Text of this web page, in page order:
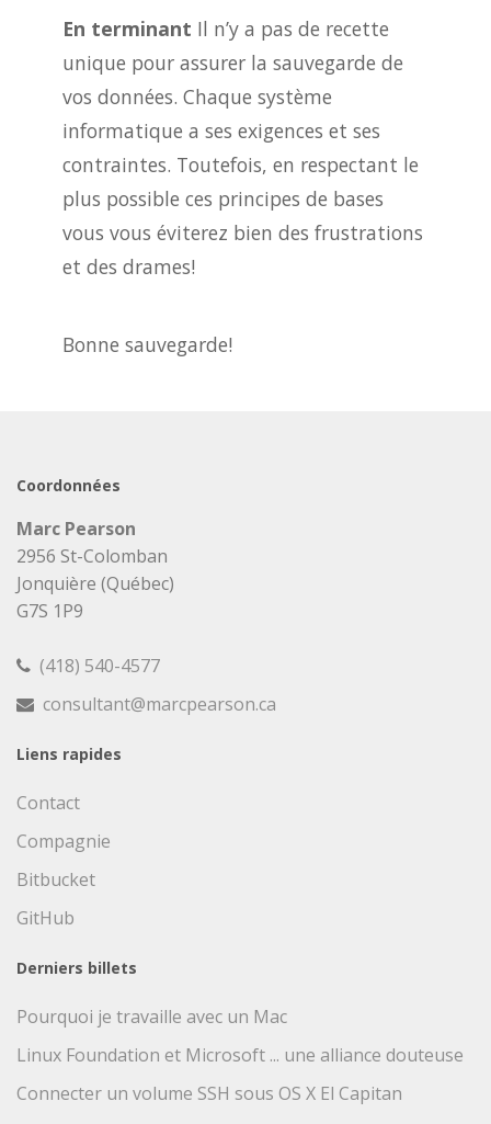
En terminant Il n’y a pas de recette
unique pour assurer la sauvegarde de
vos données. Chaque système
informatique a ses exigences et ses
contraintes. Toutefois, en respectant le
plus possible ces principes de bases
vous vous éviterez bien des frustrations
et des drames!
Bonne sauvegarde!
Coordonnées
Marc Pearson
2956 St-Colomban
Jonquière (Québec)
G7S 1P9
(418) 540-4577
consultant@marcpearson.ca
Liens rapides
Contact
Compagnie
Bitbucket
GitHub
Derniers billets
Pourquoi je travaille avec un Mac
Linux Foundation et Microsoft ... une alliance douteuse
Connecter un volume SSH sous OS X El Capitan